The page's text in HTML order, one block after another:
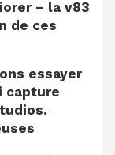
– la v83
de ces
essayer
capture